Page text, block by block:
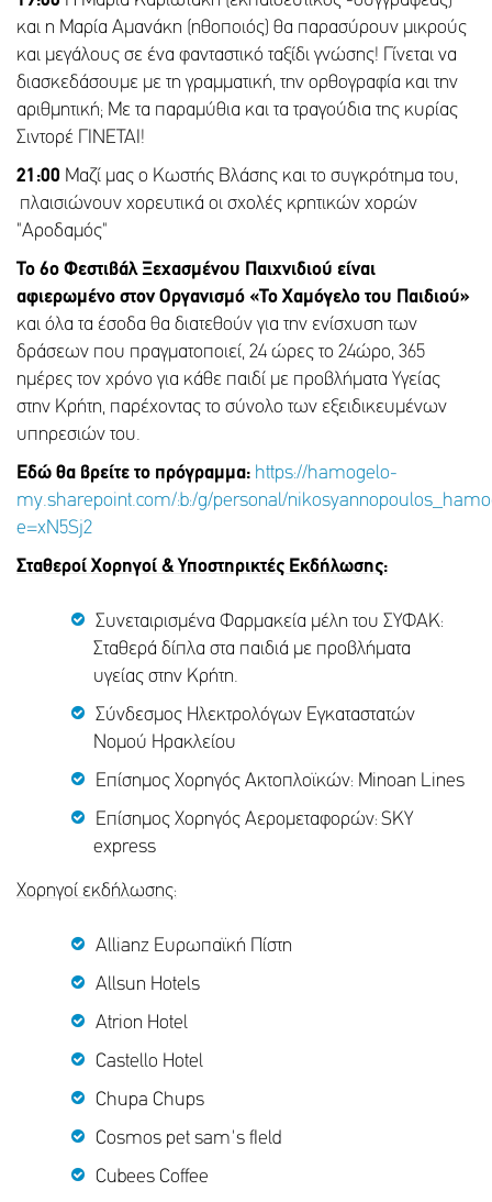
και η Μαρία Αμανάκη (ηθοποιός) θα παρασύρουν μικρούς
και μεγάλους σε ένα φανταστικό ταξίδι γνώσης! Γίνεται να
διασκεδάσουμε με τη γραμματική, την ορθογραφία και την
αριθμητική; Με τα παραμύθια και τα τραγούδια της κυρίας
Σιντορέ ΓΙΝΕΤΑΙ!
21:00 Μαζί μας ο Κωστής Βλάσης και το συγκρότημα του,
πλαισιώνουν χορευτικά οι σχολές κρητικών χορών
"Αροδαμός"
Το 6ο Φεστιβάλ Ξεχασμένου Παιχνιδιού είναι
αφιερωμένο στον Οργανισμό «Το Χαμόγελο του Παιδιού»
και όλα τα έσοδα θα διατεθούν για την ενίσχυση των
δράσεων που πραγματοποιεί, 24 ώρες το 24ώρο, 365
ημέρες τον χρόνο για κάθε παιδί με προβλήματα Υγείας
στην Κρήτη, παρέχοντας το σύνολο των εξειδικευμένων
υπηρεσιών του.
Εδώ θα βρείτε το πρόγραμμα: https://hamogelo-
my.sharepoint.com/:b:/g/personal/
e=xN5Sj2
Σταθεροί Χορηγοί & Υποστηρικτές Εκδήλωσης:
Συνεταιρισμένα Φαρμακεία μέλη του ΣΥΦΑΚ:
Σταθερά δίπλα στα παιδιά με προβλήματα
υγείας στην Κρήτη.
Σύνδεσμος Ηλεκτρολόγων Εγκαταστατών
Νομού Ηρακλείου
Επίσημος Χορηγός Ακτοπλοϊκών: Μinoan Lines
Επίσημος Χορηγός Αερομεταφορών: SKY
express
Χορηγοί εκδήλωσης:
Allianz Ευρωπαϊκή Πίστη
Allsun Hotels
Atrion Hotel
Castello Hotel
Chupa Chups
Cosmos pet sam's fIeld
Cubees Coffee